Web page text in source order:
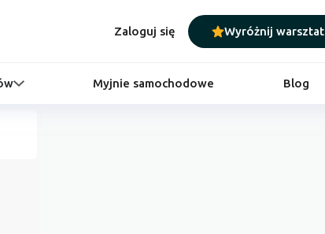
Zaloguj się Wyróżnij warsztat
Myjnie samochodowe Blog